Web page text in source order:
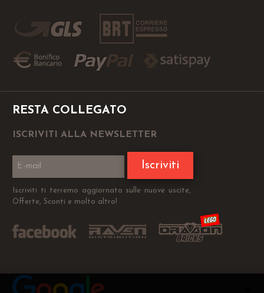
RESTA COLLEGATO
ISCRIVITI ALLA NEWSLETTER
Iscriviti
Iscriviti ti terremo aggiornato sulle nuove uscite,
Offerte, Sconti e molto altro!